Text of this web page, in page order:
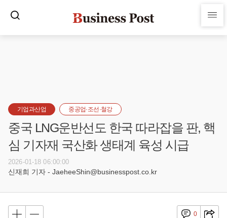
기업과산업 중공업·조선·철강
중국 LNG운반선도 한국 따라잡을 판, 핵
심 기자재 국산화 생태계 육성 시급
2026-01-18 06:00:00
신재희 기자 - JaeheeShin@businesspost.co.kr
0